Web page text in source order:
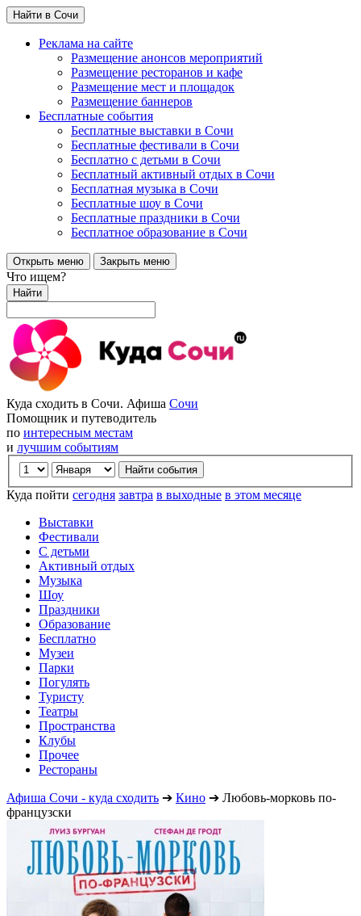
Найти в Сочи
Реклама на сайте
Размещение анонсов мероприятий
Размещение ресторанов и кафе
Размещение мест и площадок
Размещение баннеров
Бесплатные события
Бесплатные выставки в Сочи
Бесплатные фестивали в Сочи
Бесплатно с детьми в Сочи
Бесплатный активный отдых в Сочи
Бесплатная музыка в Сочи
Бесплатные шоу в Сочи
Бесплатные праздники в Сочи
Бесплатное образование в Сочи
Открыть меню Закрыть меню
Что ищем?
Найти
Куда сходить в Сочи. Афиша Сочи
Помощник и путеводитель
по интересным местам
и лучшим событиям
Куда пойти сегодня завтра в выходные в этом месяце
Выставки
Фестивали
С детьми
Активный отдых
Музыка
Шоу
Праздники
Образование
Бесплатно
Музеи
Парки
Погулять
Туристу
Театры
Пространства
Клубы
Прочее
Рестораны
Афиша Сочи - куда сходить ➔ Кино ➔ Любовь-морковь по-
французски